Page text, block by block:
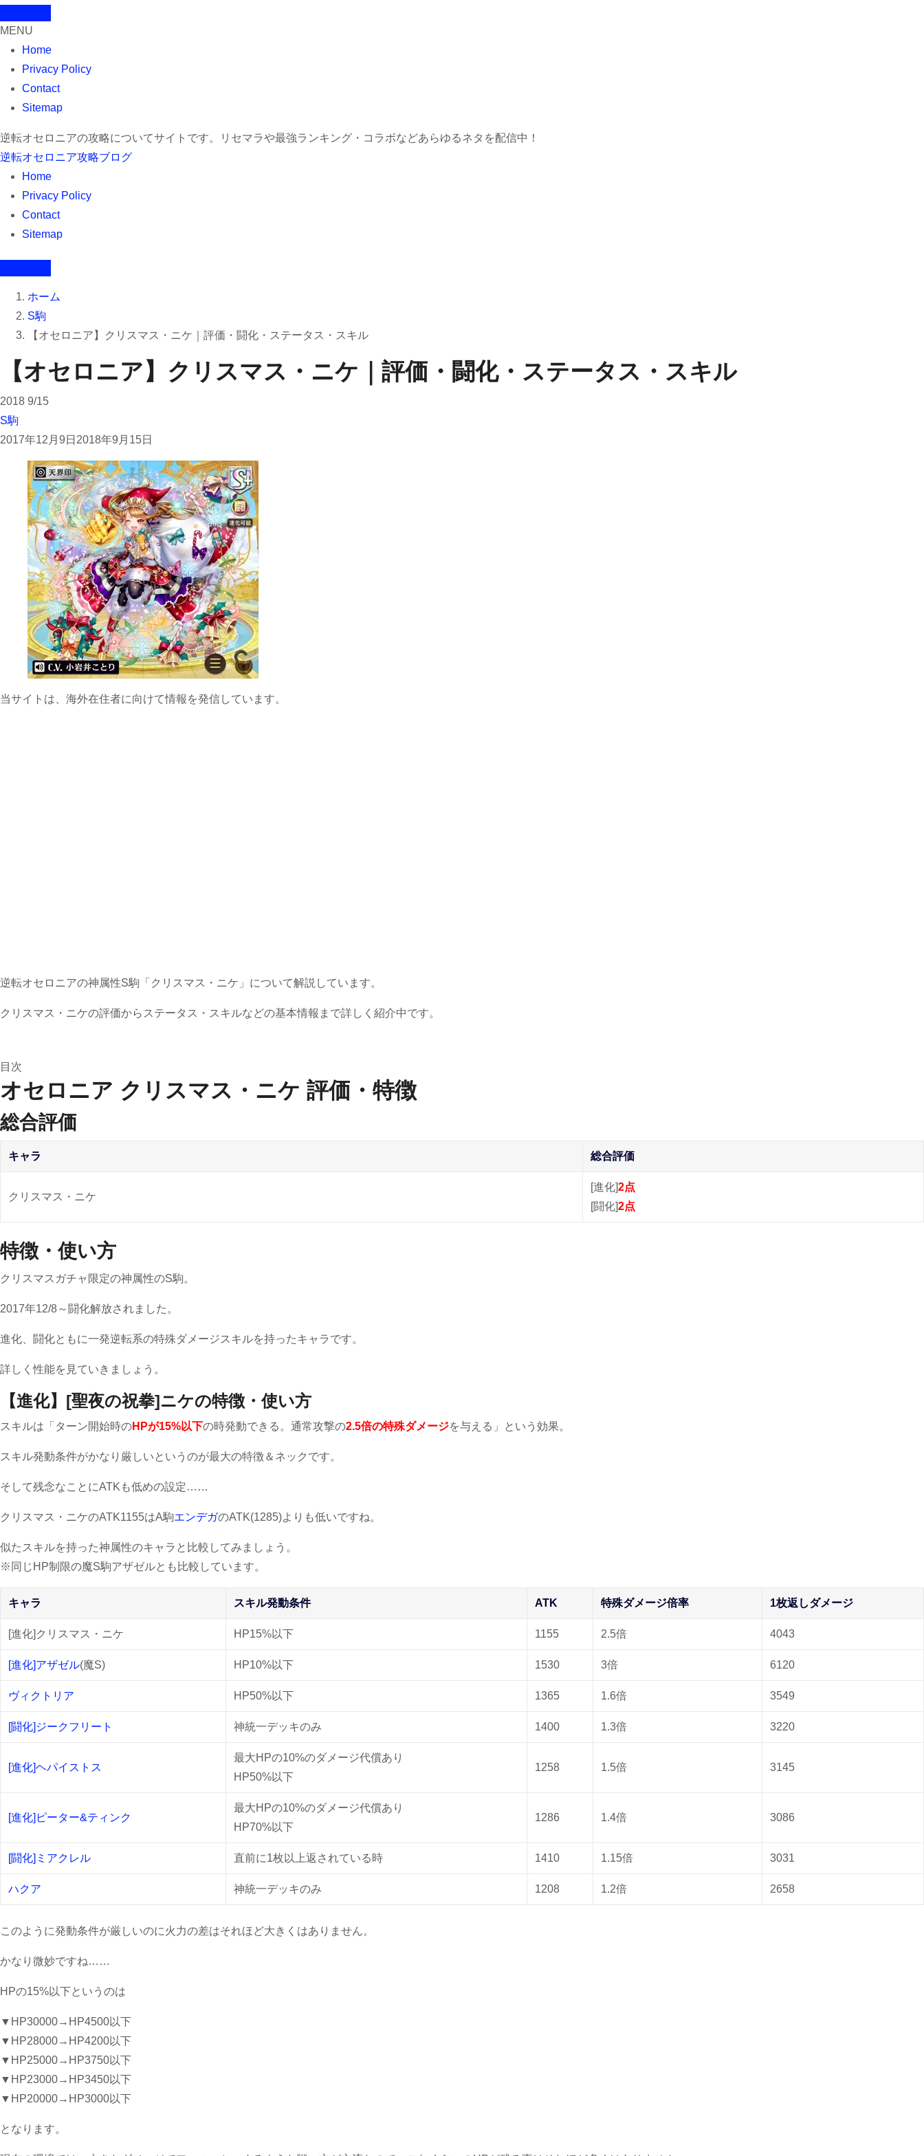
MENU
Home
Privacy Policy
Contact
Sitemap
逆転オセロニアの攻略についてサイトです。リセマラや最強ランキング・コラボなどあらゆるネタを配信中！
逆転オセロニア攻略ブログ
Home
Privacy Policy
Contact
Sitemap
ホーム
S駒
【オセロニア】クリスマス・ニケ｜評価・闘化・ステータス・スキル
【オセロニア】クリスマス・ニケ｜評価・闘化・ステータス・スキル
2018 9/15
S駒
2017年12月9日 2018年9月15日
当サイトは、海外在住者に向けて情報を発信しています。
逆転オセロニアの神属性S駒「クリスマス・ニケ」について解説しています。
クリスマス・ニケの評価からステータス・スキルなどの基本情報まで詳しく紹介中です。
目次
オセロニア クリスマス・ニケ 評価・特徴
総合評価
キャラ 総合評価
クリスマス・ニケ
[進化]2点
[闘化]2点
特徴・使い方
クリスマスガチャ限定の神属性のS駒。
2017年12/8～闘化解放されました。
進化、闘化ともに一発逆転系の特殊ダメージスキルを持ったキャラです。
詳しく性能を見ていきましょう。
【進化】[聖夜の祝拳]ニケの特徴・使い方
スキルは「ターン開始時のHPが15%以下の時発動できる。通常攻撃の2.5倍の特殊ダメージを与える」という効果。
スキル発動条件がかなり厳しいというのが最大の特徴＆ネックです。
そして残念なことにATKも低めの設定……
クリスマス・ニケのATK1155はA駒エンデガのATK(1285)よりも低いですね。
似たスキルを持った神属性のキャラと比較してみましょう。
※同じHP制限の魔S駒アザゼルとも比較しています。
キャラ スキル発動条件 ATK 特殊ダメージ倍率 1枚返しダメージ
[進化]クリスマス・ニケ HP15%以下 1155 2.5倍 4043
[進化]アザゼル(魔S) HP10%以下 1530 3倍 6120
ヴィクトリア HP50%以下 1365 1.6倍 3549
[闘化]ジークフリート 神統一デッキのみ 1400 1.3倍 3220
[進化]ヘパイストス
最大HPの10%のダメージ代償あり
HP50%以下
1258 1.5倍 3145
[進化]ピーター&ティンク
最大HPの10%のダメージ代償あり
HP70%以下
1286 1.4倍 3086
[闘化]ミアクレル 直前に1枚以上返されている時 1410 1.15倍 3031
ハクア 神統一デッキのみ 1208 1.2倍 2658
このように発動条件が厳しいのに火力の差はそれほど大きくはありません。
かなり微妙ですね……
HPの15%以下というのは
▼HP30000→HP4500以下
▼HP28000→HP4200以下
▼HP25000→HP3750以下
▼HP23000→HP3450以下
▼HP20000→HP3000以下
となります。